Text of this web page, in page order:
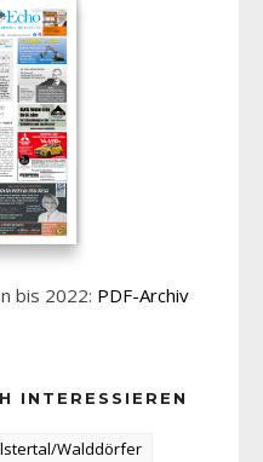
bis 2022: PDF-Archiv
INTERESSIEREN
Walddörfer